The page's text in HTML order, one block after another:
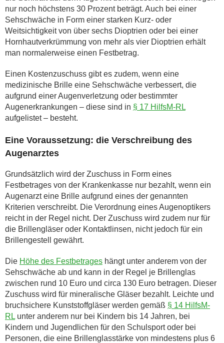
nur noch höchstens 30 Prozent beträgt. Auch bei einer
Sehschwäche in Form einer starken Kurz- oder
Weitsichtigkeit von über sechs Dioptrien oder bei einer
Hornhautverkrümmung von mehr als vier Dioptrien erhält
man normalerweise einen Festbetrag.
Einen Kostenzuschuss gibt es zudem, wenn eine
medizinische Brille eine Sehschwäche verbessert, die
aufgrund einer Augenverletzung oder bestimmter
Augenerkrankungen – diese sind in § 17 HilfsM-RL
aufgelistet – besteht.
Eine Voraussetzung: die Verschreibung des
Augenarztes
Grundsätzlich wird der Zuschuss in Form eines
Festbetrages von der Krankenkasse nur bezahlt, wenn ein
Augenarzt eine Brille aufgrund eines der genannten
Kriterien verschreibt. Die Verordnung eines Augenoptikers
reicht in der Regel nicht. Der Zuschuss wird zudem nur für
die Brillengläser oder Kontaktlinsen, nicht jedoch für ein
Brillengestell gewährt.
Die Höhe des Festbetrages hängt unter anderem von der
Sehschwäche ab und kann in der Regel je Brillenglas
zwischen rund 10 Euro und circa 130 Euro betragen. Dieser
Zuschuss wird für mineralische Gläser bezahlt. Leichte und
bruchsichere Kunststoffgläser werden gemäß § 14 HilfsM-
RL unter anderem nur bei Kindern bis 14 Jahren, bei
Kindern und Jugendlichen für den Schulsport oder bei
Personen, die eine Brillenglasstärke von mindestens plus 6